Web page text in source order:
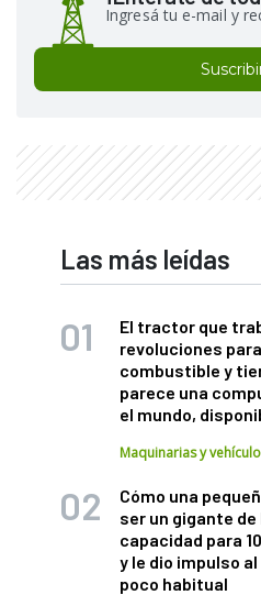
Ingresá tu e-mail y
Las más leídas
El tractor que
revoluciones
combustible y
parece una
el mundo,
Maquinarias y
Cómo una
ser un gigante
capacidad para
y le dio impulso
poco habitual